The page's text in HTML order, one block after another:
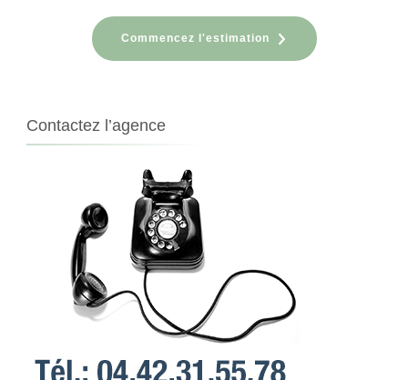
Commencez l'estimation
Contactez l’agence